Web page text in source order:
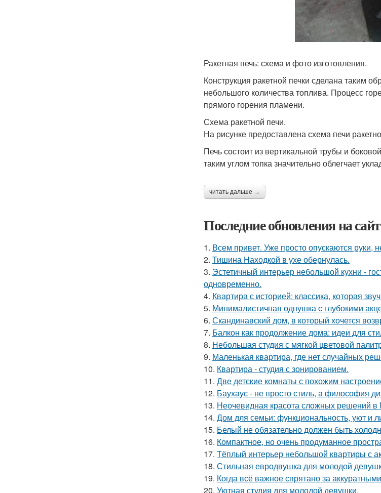
Ракетная печь: схема и фото изготовления.
Конструкция ракетной печки сделана таким
небольшого количества топлива. Процесс
прямого горения пламени.
Схема ракетной печи.
На рисунке предоставлена схема печи
Печь состоит из вертикальной трубы и
таким углом топка значительно облегчает
читать дальше →
Последние обновления на
1. Всем привет. Уже просто опускаются руки,
2. Тишина Находкой в ухе обернулась.
3. Эстетичный интерьер небольшой кухни -
одновременно.
4. Квартира с историей: классика, которая
5. Минималистичная однушка с глубокими
6. Скандинавский дом, в который хочется
7. Балкон как продолжение дома: идеи для
8. Небольшая студия с мягкой цветовой
9. Маленькая квартира, где нет случайных
10. Квартира - студия с зонированием.
11. Две детские комнаты с похожим
12. Баухаус - не просто стиль, а философия
13. Неочевидная красота сложных решений в
14. Дом для семьи: функциональность, уют и
15. Белый не обязательно должен быть
16. Компактное, но очень продуманное
17. Тёплый интерьер небольшой квартиры с
18. Стильная евродвушка для молодой
19. Когда всё важное спрятано за
20. Уютная студия для молодой девушки.